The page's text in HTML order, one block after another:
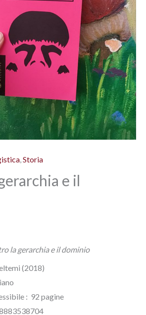
,Storia
e il
la gerarchia e il dominio
: ‎ Meltemi (2018)
: ‎ 92 pagine
8883538704